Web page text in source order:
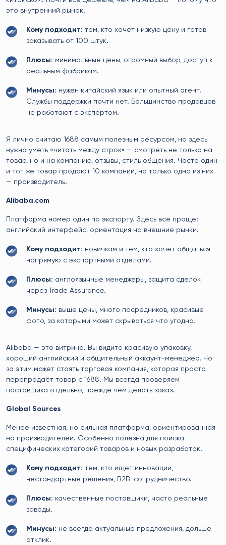
это внутренний рынок.
Кому подходит: тем, кто хочет низкую цену и готов
заказывать от 100 штук.
Плюсы: минимальные цены, огромный выбор, доступ к
реальным фабрикам.
Минусы: нужен китайский язык или опытный агент.
Службы поддержки почти нет. Большинство продавцов
не работают с экспортом.
Я лично считаю 1688 самым полезным ресурсом, но здесь
нужно уметь «читать между строк» — смотреть не только на
товар, но и на компанию, отзывы, стиль общения. Часто один
и тот же товар продают 10 компаний, но только одна из них
— производитель.
Alibaba.com
Платформа номер один по экспорту. Здесь всё проще:
английский интерфейс, ориентация на внешние рынки.
Кому подходит: новичкам и тем, кто хочет общаться
напрямую с экспортными отделами.
Плюсы: англоязычные менеджеры, защита сделок
через Trade Assurance.
Минусы: выше цены, много посредников, красивые
фото, за которыми может скрываться что угодно.
Alibaba — это витрина. Вы видите красивую упаковку,
хороший английский и общительный аккаунт-менеджер. Но
за этим может стоять торговая компания, которая просто
перепродаёт товар с 1688. Мы всегда проверяем
поставщика отдельно, прежде чем делать заказ.
Global Sources
Менее известная, но сильная платформа, ориентированная
на производителей. Особенно полезна для поиска
специфических категорий товаров и новых разработок.
Кому подходит: тем, кто ищет инновации,
нестандартные решения, B2B-сотрудничество.
Плюсы: качественные поставщики, часто реальные
заводы.
Минусы: не всегда актуальные предложения, дольше
отклик.